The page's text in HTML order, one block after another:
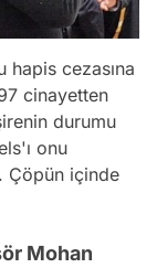
hapis cezasına
cinayetten
durumu
onu
Çöpün içinde
Mohan